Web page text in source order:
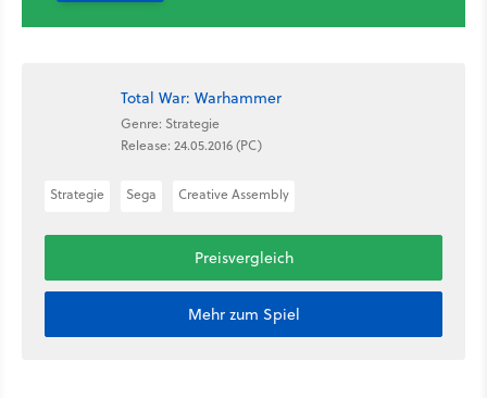
Total War: Warhammer
Genre: Strategie
Release: 24.05.2016 (PC)
Strategie Sega Creative Assembly
Preisvergleich
Mehr zum Spiel